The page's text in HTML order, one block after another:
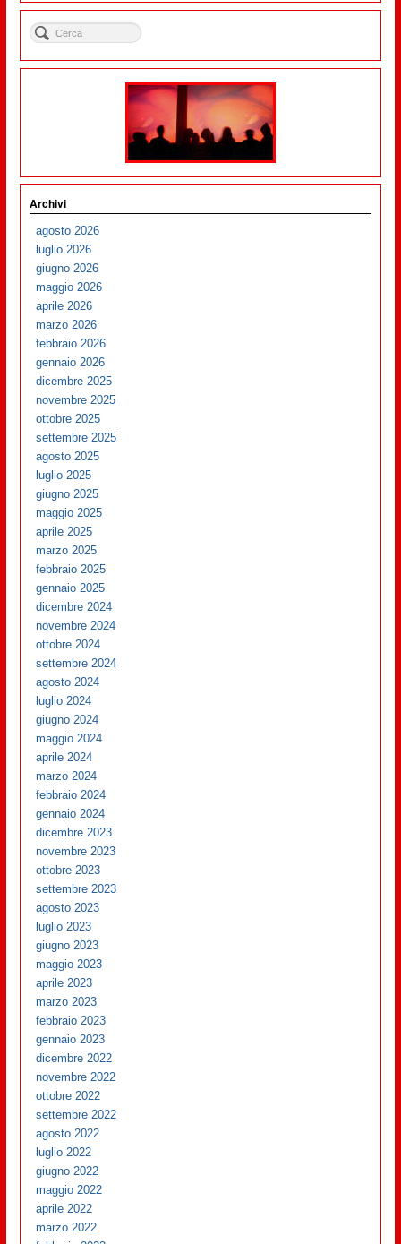
Archivi
agosto 2026
luglio 2026
giugno 2026
maggio 2026
aprile 2026
marzo 2026
febbraio 2026
gennaio 2026
dicembre 2025
novembre 2025
ottobre 2025
settembre 2025
agosto 2025
luglio 2025
giugno 2025
maggio 2025
aprile 2025
marzo 2025
febbraio 2025
gennaio 2025
dicembre 2024
novembre 2024
ottobre 2024
settembre 2024
agosto 2024
luglio 2024
giugno 2024
maggio 2024
aprile 2024
marzo 2024
febbraio 2024
gennaio 2024
dicembre 2023
novembre 2023
ottobre 2023
settembre 2023
agosto 2023
luglio 2023
giugno 2023
maggio 2023
aprile 2023
marzo 2023
febbraio 2023
gennaio 2023
dicembre 2022
novembre 2022
ottobre 2022
settembre 2022
agosto 2022
luglio 2022
giugno 2022
maggio 2022
aprile 2022
marzo 2022